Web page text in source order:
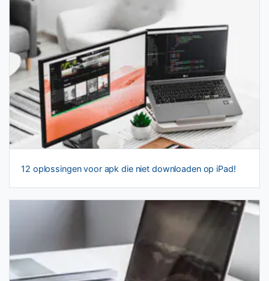
12 oplossingen voor apk die niet downloaden op iPad!